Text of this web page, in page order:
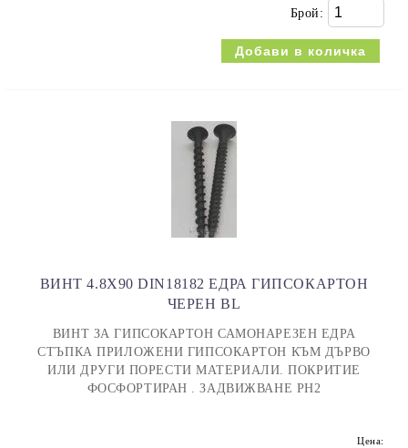
Брой:
ВИНТ 4.8X90 DIN18182 ЕДРА ГИПСОКАРТОН
ЧЕРЕН BL
ВИНТ ЗА ГИПСОКАРТОН САМОНАРЕЗЕН ЕДРА
СТЪПКА ПРИЛОЖЕНИ ГИПСОКАРТОН КЪМ ДЪРВО
ИЛИ ДРУГИ ПОРЕСТИ МАТЕРИАЛИ. ПОКРИТИЕ
ФОСФОРТИРАН . ЗАДВИЖВАНЕ PH2
Цена: